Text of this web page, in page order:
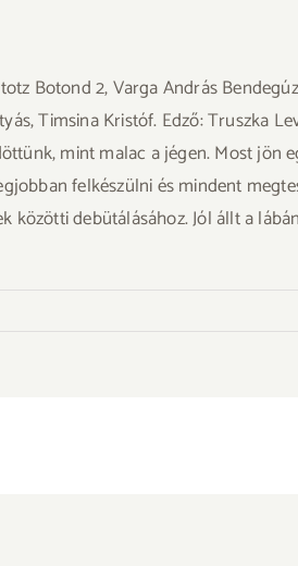
Botond 2, Varga András
Timsina Kristóf. Edző: Truszka
mint malac a jégen. Most jön
felkészülni és mindent
debütálásához. Jól állt a